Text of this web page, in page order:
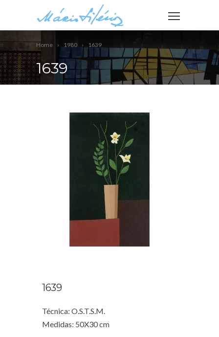
Home 1980 1639
1639
1639
Técnica: O.S.T.S.M.
Medidas: 50X30 cm